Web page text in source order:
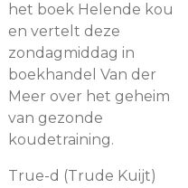
het boek Helende kou
en vertelt deze
zondagmiddag in
boekhandel Van der
Meer over het geheim
van gezonde
koudetraining.
True-d (Trude Kuijt)